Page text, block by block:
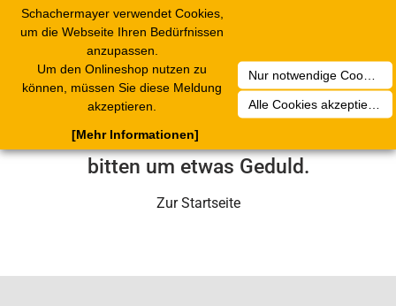
Schachermayer verwendet Cookies,
um die Webseite Ihren Bedürfnissen
anzupassen.
Um den Onlineshop nutzen zu
können, müssen Sie diese Meldung
akzeptieren.
Nur notwendige Cookies akzeptieren
Alle Cookies akzeptieren
[Mehr Informationen]
Leider ist ein technischer Fehler
aufgetreten. Unser Service-Team wird
sich in Kürze darum kümmern. Wir
bitten um etwas Geduld.
Zur Startseite